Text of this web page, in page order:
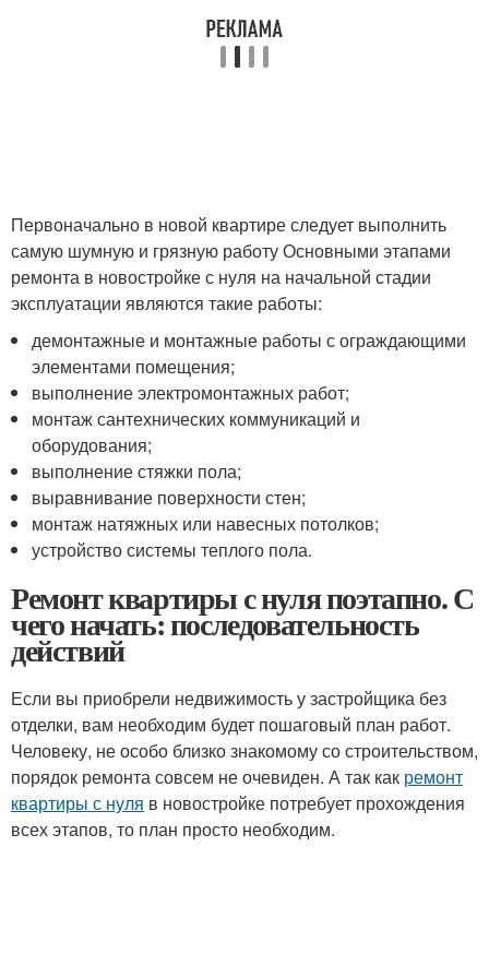
Первоначально в новой квартире следует выполнить
самую шумную и грязную работу Основными этапами
ремонта в новостройке с нуля на начальной стадии
эксплуатации являются такие работы:
демонтажные и монтажные работы с ограждающими
элементами помещения;
выполнение электромонтажных работ;
монтаж сантехнических коммуникаций и
оборудования;
выполнение стяжки пола;
выравнивание поверхности стен;
монтаж натяжных или навесных потолков;
устройство системы теплого пола.
Ремонт квартиры с нуля поэтапно. С
чего начать: последовательность
действий
Если вы приобрели недвижимость у застройщика без
отделки, вам необходим будет пошаговый план работ.
Человеку, не особо близко знакомому со строительством,
порядок ремонта совсем не очевиден. А так как ремонт
квартиры с нуля в новостройке потребует прохождения
всех этапов, то план просто необходим.